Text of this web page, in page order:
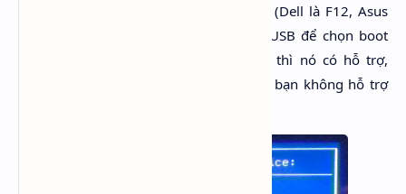
máy mà chọn thiết bị boot ngoài (Dell là F12, Asus
thường là Esc ...). Nếu trước tên USB để chọn boot
vào có chữ EFI hoặc UEFI ở đầu thì nó có hỗ trợ,
không có thì chắc chắn rằng máy bạn không hỗ trợ